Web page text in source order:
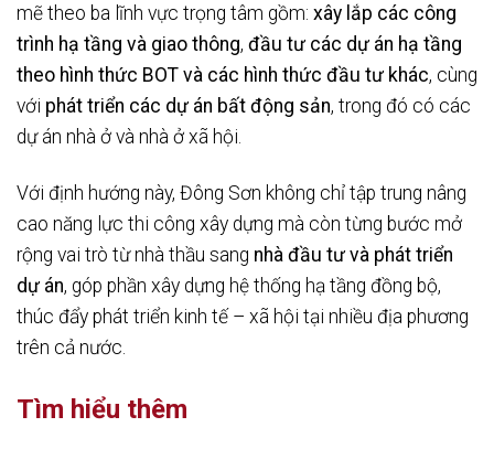
mẽ theo ba lĩnh vực trọng tâm gồm: xây lắp các công
trình hạ tầng và giao thông, đầu tư các dự án hạ tầng
theo hình thức BOT và các hình thức đầu tư khác, cùng
với phát triển các dự án bất động sản, trong đó có các
dự án nhà ở và nhà ở xã hội.
Với định hướng này, Đông Sơn không chỉ tập trung nâng
cao năng lực thi công xây dựng mà còn từng bước mở
rộng vai trò từ nhà thầu sang nhà đầu tư và phát triển
dự án, góp phần xây dựng hệ thống hạ tầng đồng bộ,
thúc đẩy phát triển kinh tế – xã hội tại nhiều địa phương
trên cả nước.
Tìm hiểu thêm